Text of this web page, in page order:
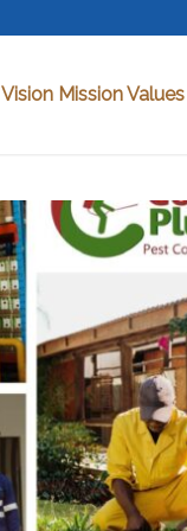
Vision Mission Values